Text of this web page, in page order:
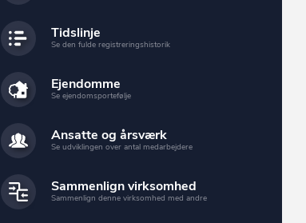
Tidslinje
Se den fulde registreringshistorik
Ejendomme
Se ejendomsportefølje
Ansatte og årsværk
Se udviklingen over antal medarbejdere
Sammenlign virksomhed
Sammenlign denne virksomhed med andre